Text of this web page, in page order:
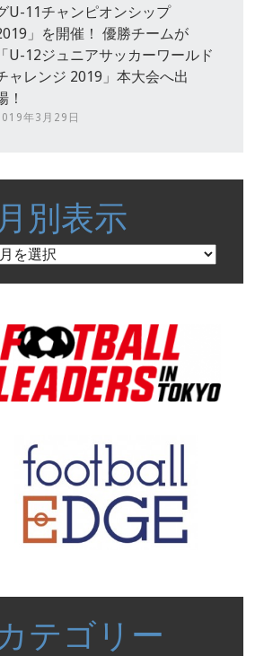
U-11チャンピオンシップ
」を開催！ 優勝チームが
U-12ジュニアサッカーワールド
ャレンジ 2019」本大会へ出
！
年3月29日
別表示
テゴリー